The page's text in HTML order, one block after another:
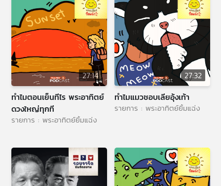
27:14
ทำไมตอนเย็นทีไร พระอาทิตย์
ดวงใหญ่ทุกที
รายการ : พระอาทิตย์ยิ้มแฉ่ง
27:32
ทำไมแมวชอบเลียอุ้งเท้า
รายการ : พระอาทิตย์ยิ้มแฉ่ง